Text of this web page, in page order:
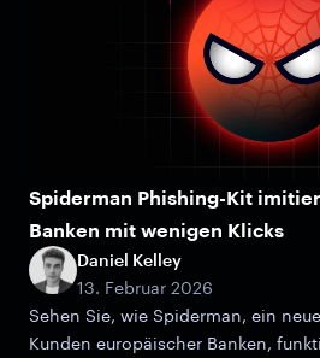
Spiderman Phishing-Kit
Banken mit wenigen Klicks
Daniel Kelley
13. Februar 2026
Sehen Sie, wie Spiderman, ein
Kunden europäischer Banken,